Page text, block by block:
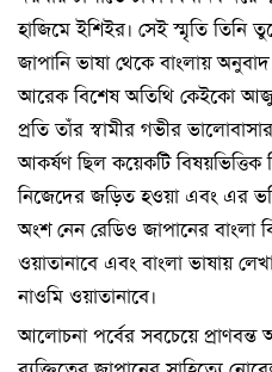
হাজিমে ইশিইর। সেই স্মৃতি তিনি
জাপানি ভাষা থেকে বাংলায়
আরেক বিশেষ অতিথি কেইকো
প্রতি তাঁর স্বামীর গভীর
আকর্ষণ ছিল কয়েকটি বিষয়ভিত্তিক
নিজেদের জড়িত হওয়া এবং এর
অংশ নেন রেডিও জাপানের বাংলা
ওয়াতানাবে এবং বাংলা ভাষায়
নাওমি ওয়াতানাবে।
আলোচনা পর্বের সবচেয়ে প্রাণবন্ত